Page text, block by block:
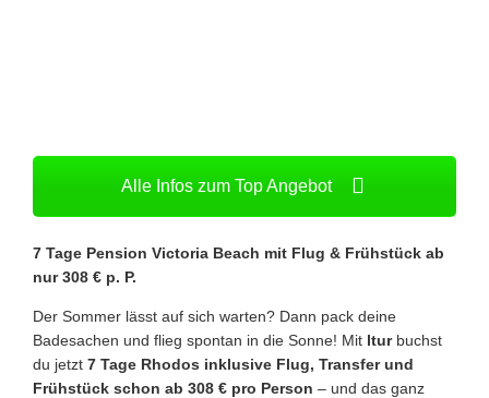
Alle Infos zum Top Angebot
7 Tage Pension Victoria Beach mit Flug & Frühstück ab
nur 308 € p. P.
Der Sommer lässt auf sich warten? Dann pack deine
Badesachen und flieg spontan in die Sonne! Mit lturbuchst
du jetzt 7 Tage Rhodos inklusive Flug, Transfer und
Frühstück schon ab 308 € pro Person – und das ganz